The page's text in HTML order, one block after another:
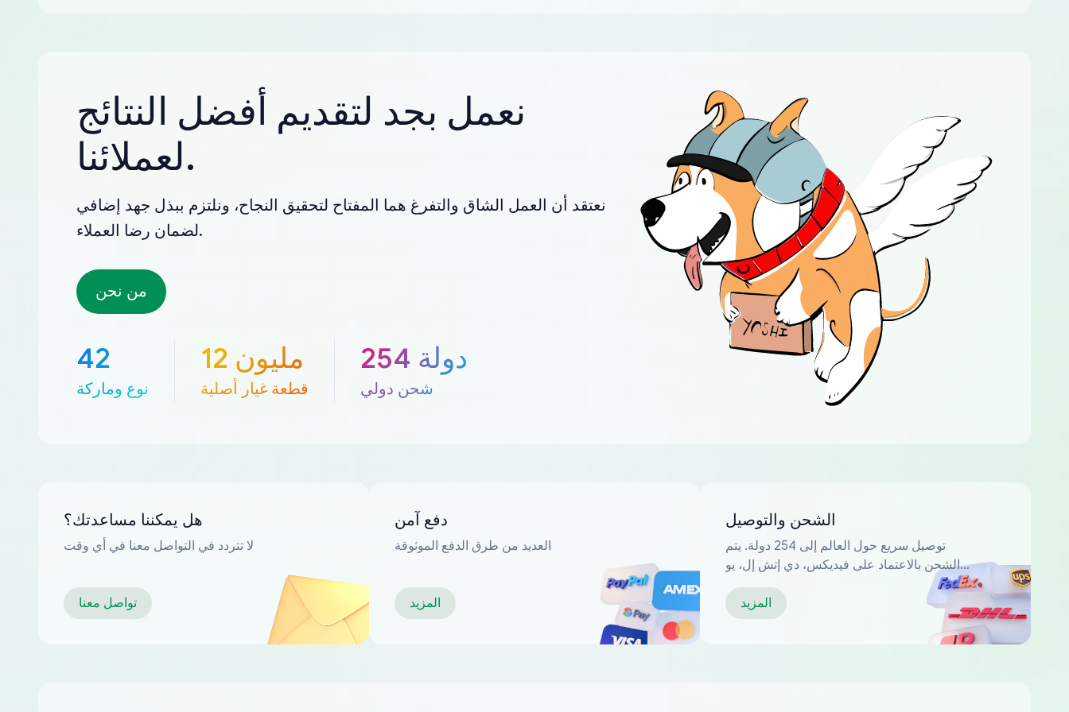
نعمل بجد لتقديم أفضل النتائج
لعملائنا.
نعتقد أن العمل الشاق والتفرغ هما المفتاح لتحقيق النجاح، ونلتزم ببذل جهد إضافي
لضمان رضا العملاء.
من نحن
42
نوع وماركة
12 مليون
قطعة غيار أصلية
254 دولة
شحن دولي
هل يمكننا مساعدتك؟
لا تتردد في التواصل معنا في أي وقت
تواصل معنا
دفع آمن
العديد من طرق الدفع الموثوقة
المزيد
الشحن والتوصيل
توصيل سريع حول العالم إلى 254 دولة. يتم
الشحن بالاعتماد على فيديكس، دي إتش إل، يو
بي إس...
المزيد